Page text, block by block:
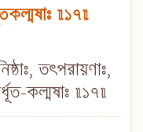
॥১৭॥
তৎপরায়ণাঃ,
কল্মষাঃ ॥১৭॥